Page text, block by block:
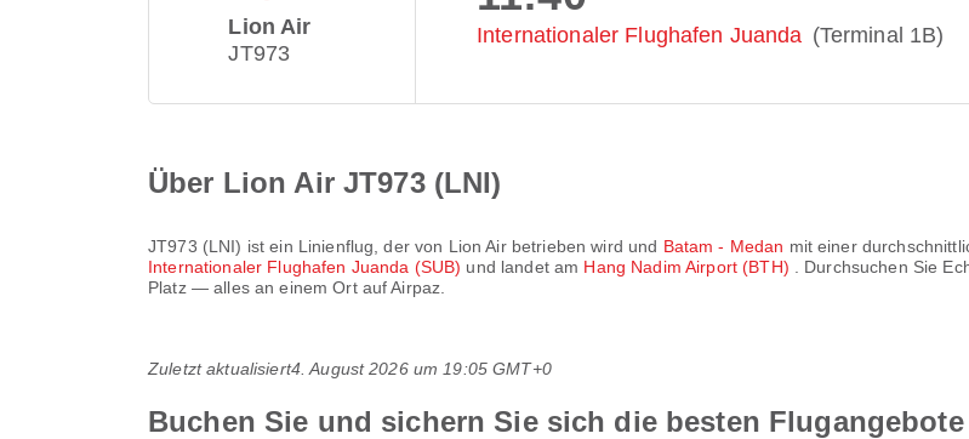
Lion Air
JT973
Internationaler Flughafen Juanda (Terminal 1B)
Über Lion Air JT973 (LNI)
JT973 (LNI) ist ein Linienflug, der von Lion Airbetrieben wird und Batam - Medan mit einer
Internationaler Flughafen Juanda (SUB) und landet am Hang Nadim Airport (BTH)
. Durchsuchen Sie
Platz — alles an einem Ort auf Airpaz.
Zuletzt aktualisiert4. August 2026 um 19:05 GMT+0
Buchen Sie und sichern Sie sich die besten